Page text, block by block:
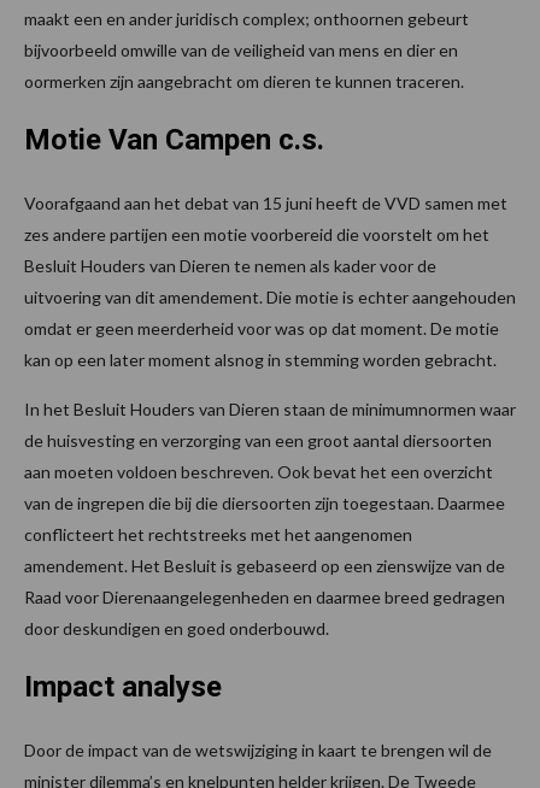
maakt een en ander juridisch complex; onthoornen gebeurt
bijvoorbeeld omwille van de veiligheid van mens en dier en
oormerken zijn aangebracht om dieren te kunnen traceren.
Motie Van Campen c.s.
Voorafgaand aan het debat van 15 juni heeft de VVD samen met
zes andere partijen een motie voorbereid die voorstelt om het
Besluit Houders van Dieren te nemen als kader voor de
uitvoering van dit amendement. Die motie is echter aangehouden
omdat er geen meerderheid voor was op dat moment. De motie
kan op een later moment alsnog in stemming worden gebracht.
In het Besluit Houders van Dieren staan de minimumnormen waar
de huisvesting en verzorging van een groot aantal diersoorten
aan moeten voldoen beschreven. Ook bevat het een overzicht
van de ingrepen die bij die diersoorten zijn toegestaan. Daarmee
conflicteert het rechtstreeks met het aangenomen
amendement. Het Besluit is gebaseerd op een zienswijze van de
Raad voor Dierenaangelegenheden en daarmee breed gedragen
door deskundigen en goed onderbouwd.
Impact analyse
Door de impact van de wetswijziging in kaart te brengen wil de
minister dilemma’s en knelpunten helder krijgen. De Tweede